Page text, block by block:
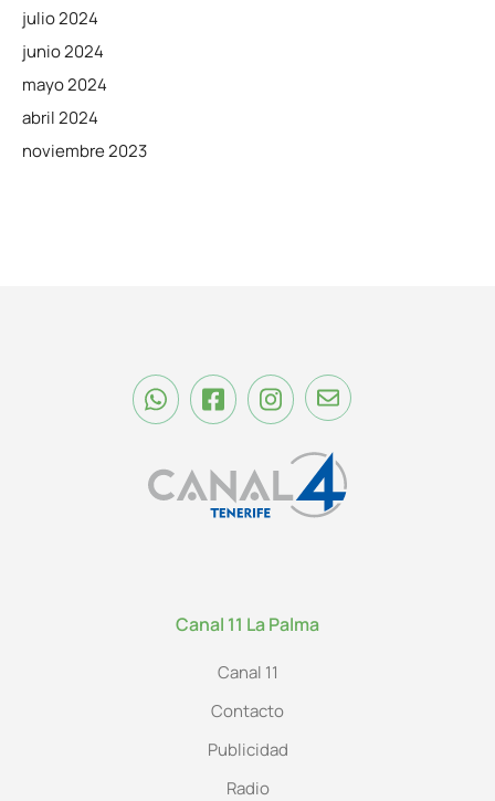
julio 2024
junio 2024
mayo 2024
abril 2024
noviembre 2023
Canal 11 La Palma
Canal 11
Contacto
Publicidad
Radio